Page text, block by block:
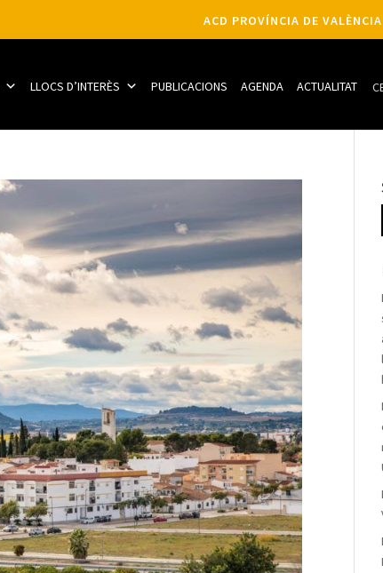
ACD PROVÍNCIA DE VALÈNCIA
LLOCS D’INTERÈS PUBLICACIONS AGENDA ACTUALITAT